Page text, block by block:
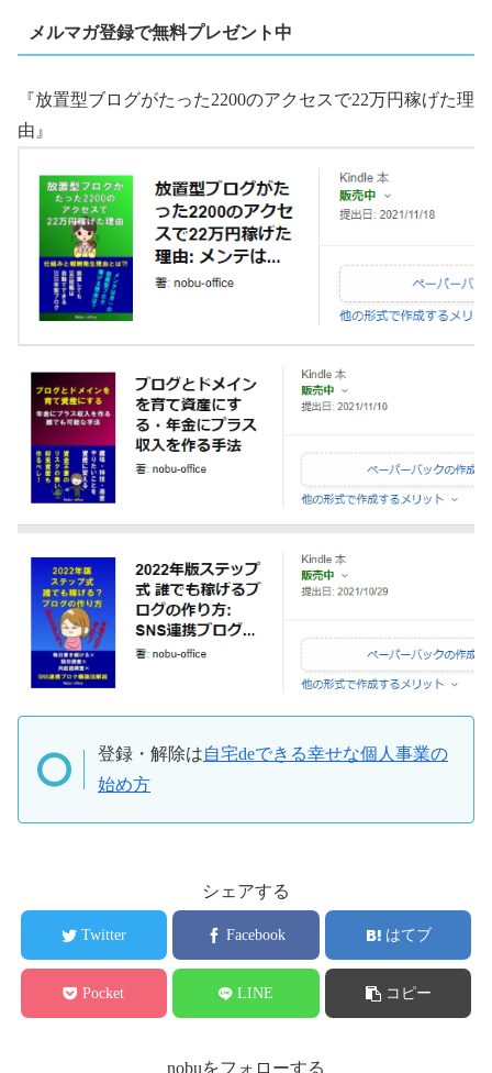
メルマガ登録で無料プレゼント中
『放置型ブログがたった2200のアクセスで22万円稼げた理
由』
登録・解除は自宅deできる幸せな個人事業の
始め方
シェアする
Twitter Facebook はてブ
Pocket LINE コピー
nobuをフォローする